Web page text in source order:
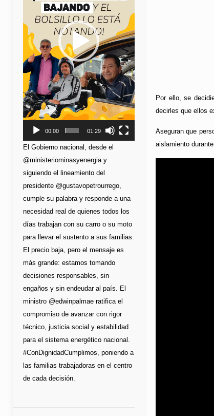
Por ello, se
decirles que ellos
Aseguran que
aislamiento
00:00 01:29
El Gobierno nacional, desde el
@ministeriominasyenergia y
siguiendo el lineamiento del
presidente @gustavopetrourrego,
cumple su palabra y responde a una
necesidad real de quienes todos los
días trabajan con su carro o su moto
para llevar el sustento a sus familias.
El precio baja, pero el mensaje es
más grande: estamos tomando
decisiones responsables, sin
engaños y sin endeudar al país. El
ministro @edwinpalmae ratifica el
compromiso de avanzar con rigor
técnico, justicia social y estabilidad
para el sistema energético nacional.
#ConDignidadCumplimos, poniendo a
las familias trabajadoras en el centro
de cada decisión.